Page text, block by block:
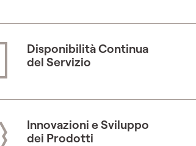
Disponibilità Continua
del Servizio
Innovazioni e Sviluppo
dei Prodotti